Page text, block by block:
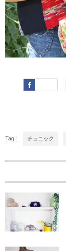
Tag : チュニック